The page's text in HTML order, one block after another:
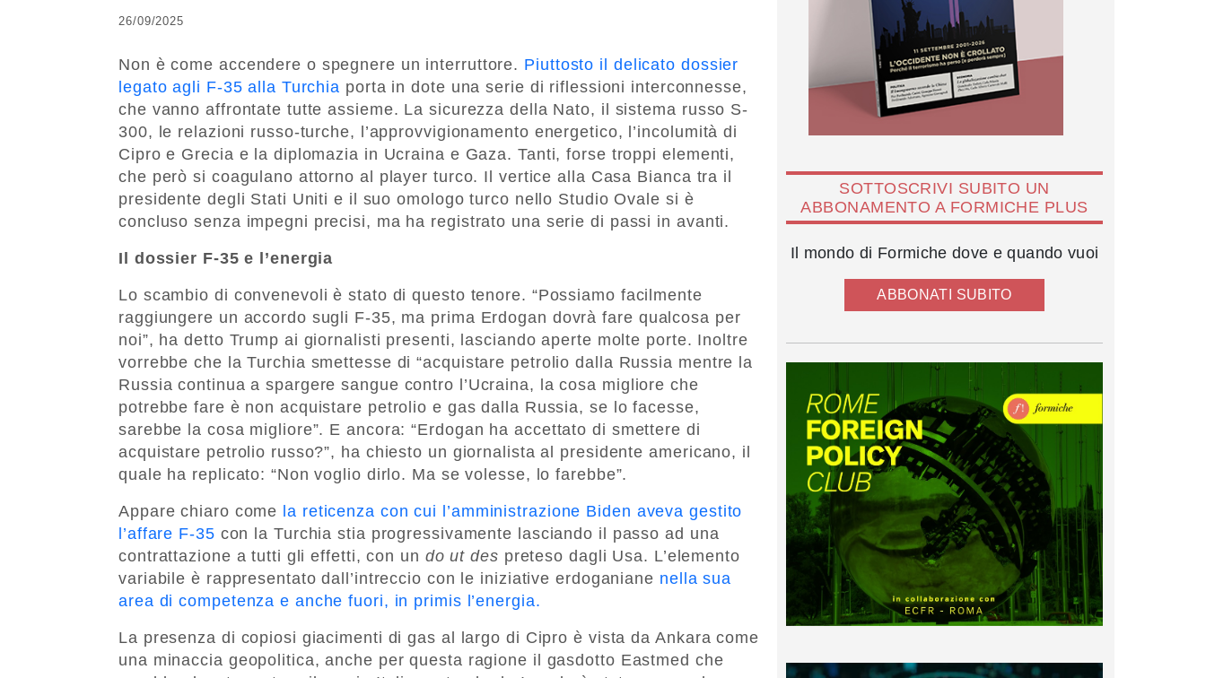
26/09/2025
Non è come accendere o spegnere un interruttore. Piuttosto il delicato dossier
legato agli F-35 alla Turchia porta in dote una serie di riflessioni interconnesse,
che vanno affrontate tutte assieme. La sicurezza della Nato, il sistema russo S-
300, le relazioni russo-turche, l’approvvigionamento energetico, l’incolumità di
Cipro e Grecia e la diplomazia in Ucraina e Gaza. Tanti, forse troppi elementi,
che però si coagulano attorno al player turco. Il vertice alla Casa Bianca tra il
presidente degli Stati Uniti e il suo omologo turco nello Studio Ovale si è
concluso senza impegni precisi, ma ha registrato una serie di passi in avanti.
Il dossier F-35 e l’energia
Lo scambio di convenevoli è stato di questo tenore. “Possiamo facilmente
raggiungere un accordo sugli F-35, ma prima Erdogan dovrà fare qualcosa per
noi”, ha detto Trump ai giornalisti presenti, lasciando aperte molte porte. Inoltre
vorrebbe che la Turchia smettesse di “acquistare petrolio dalla Russia mentre la
Russia continua a spargere sangue contro l’Ucraina, la cosa migliore che
potrebbe fare è non acquistare petrolio e gas dalla Russia, se lo facesse,
sarebbe la cosa migliore”. E ancora: “Erdogan ha accettato di smettere di
acquistare petrolio russo?”, ha chiesto un giornalista al presidente americano, il
quale ha replicato: “Non voglio dirlo. Ma se volesse, lo farebbe”.
Appare chiaro come la reticenza con cui l’amministrazione Biden aveva gestito
l’affare F-35 con la Turchia stia progressivamente lasciando il passo ad una
contrattazione a tutti gli effetti, con un do ut des preteso dagli Usa. L’elemento
variabile è rappresentato dall’intreccio con le iniziative erdoganiane nella sua
area di competenza e anche fuori, in primis l’energia.
La presenza di copiosi giacimenti di gas al largo di Cipro è vista da Ankara come
una minaccia geopolitica, anche per questa ragione il gasdotto Eastmed che
SOTTOSCRIVI SUBITO UN
ABBONAMENTO A FORMICHE PLUS
Il mondo di Formiche dove e quando vuoi
ABBONATI SUBITO